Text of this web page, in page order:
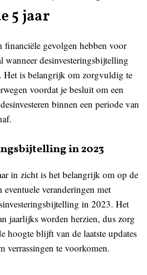
5 jaar
financiële gevolgen hebben voor
wanneer desinvesteringsbijtelling
Het is belangrijk om zorgvuldig te
voordat je besluit om een
binnen een periode van
in 2023
in zicht is het belangrijk om op de
veranderingen met
in 2023. Het
jaarlijks worden herzien, dus zorg
hoogte blijft van de laatste updates
verrassingen te voorkomen.